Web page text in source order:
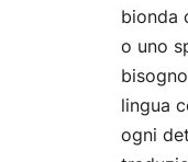
bionda
o uno
lingua
ogni